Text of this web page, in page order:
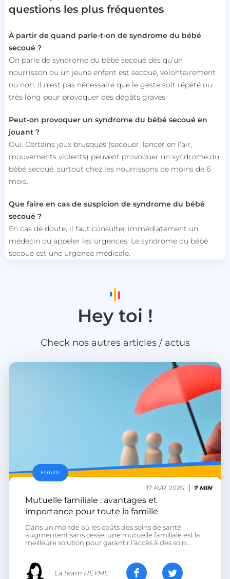
questions les plus fréquentes
À partir de quand parle-t-on de syndrome du bébé
secoué ?
On parle de syndrome du bébé secoué dès qu’un
nourrisson ou un jeune enfant est secoué, volontairement
ou non. Il n’est pas nécessaire que le geste soit répété ou
très long pour provoquer des dégâts graves.
Peut-on provoquer un syndrome du bébé secoué en
jouant ?
Oui. Certains jeux brusques (secouer, lancer en l’air,
mouvements violents) peuvent provoquer un syndrome du
bébé secoué, surtout chez les nourrissons de moins de 6
mois.
Que faire en cas de suspicion de syndrome du bébé
secoué ?
En cas de doute, il faut consulter immédiatement un
médecin ou appeler les urgences. Le syndrome du bébé
secoué est une urgence médicale.
Hey toi !
Check nos autres articles / actus
17 AVR. 2026 7 MIN
Famille
Mutuelle familiale : avantages et
importance pour toute la famille
Dans un monde où les coûts des soins de santé
augmentent sans cesse, une mutuelle familiale est la
meilleure solution pour garantir l’accès à des soin...
La team HEYME